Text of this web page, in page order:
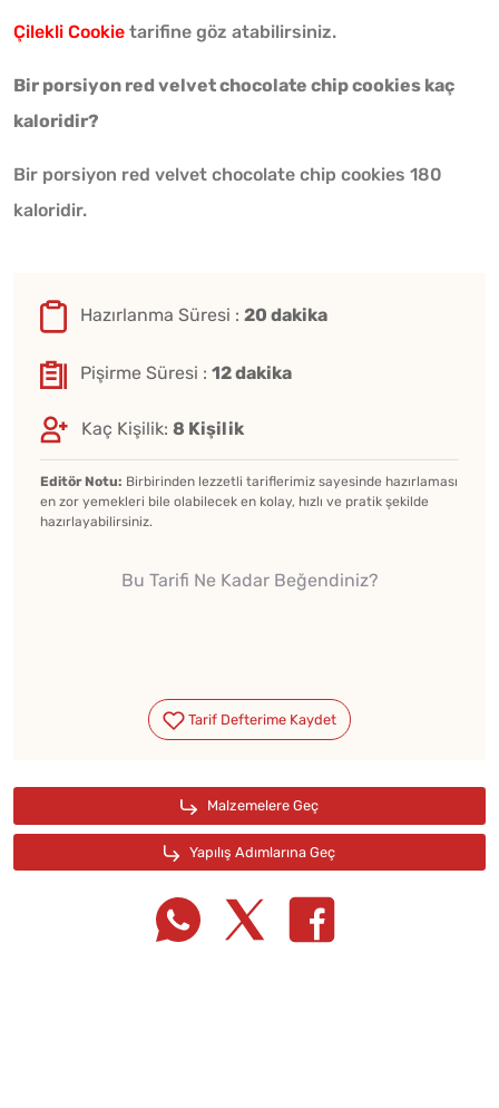
Çilekli Cookie tarifine göz atabilirsiniz.
Bir porsiyon red velvet chocolate chip cookies kaç
kaloridir?
Bir porsiyon red velvet chocolate chip cookies 180
kaloridir.
Hazırlanma Süresi : 20 dakika
Pişirme Süresi : 12 dakika
Kaç Kişilik: 8 Kişilik
Editör Notu: Birbirinden lezzetli tariflerimiz sayesinde hazırlaması
en zor yemekleri bile olabilecek en kolay, hızlı ve pratik şekilde
hazırlayabilirsiniz.
Bu Tarifi Ne Kadar Beğendiniz?